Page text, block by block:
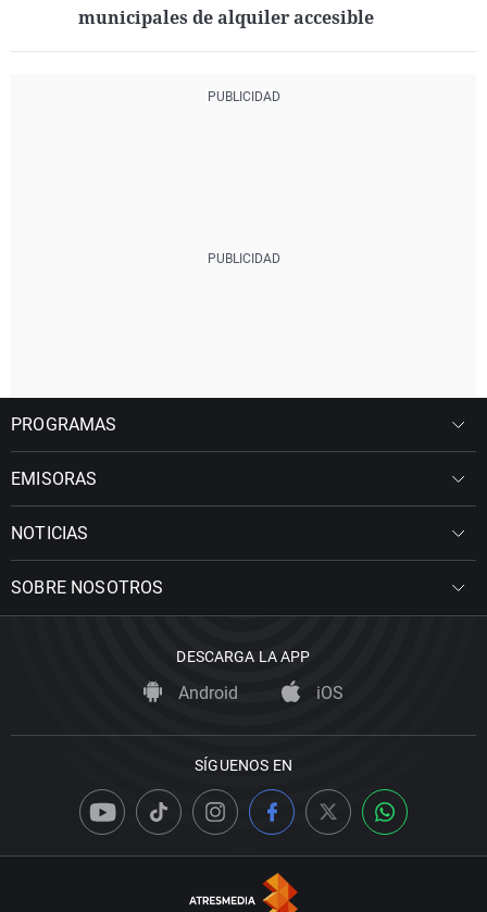
municipales de alquiler accesible
PROGRAMAS
EMISORAS
NOTICIAS
SOBRE NOSOTROS
DESCARGA LA APP
Android iOS
SÍGUENOS EN